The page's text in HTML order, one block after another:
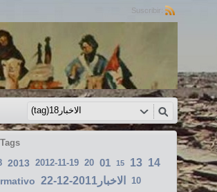
Suscribir:
2013 2012-11-19 20 01 15 13 14
الاخبار2011-12-22 10